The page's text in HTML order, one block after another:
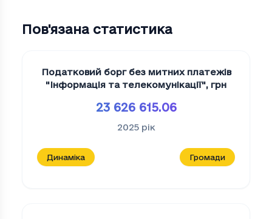
Пов'язана статистика
Податковий борг без митних платежів
"Iнформацiя та телекомунiкацiї", грн
23 626 615.06
2025 рік
Динаміка Громади